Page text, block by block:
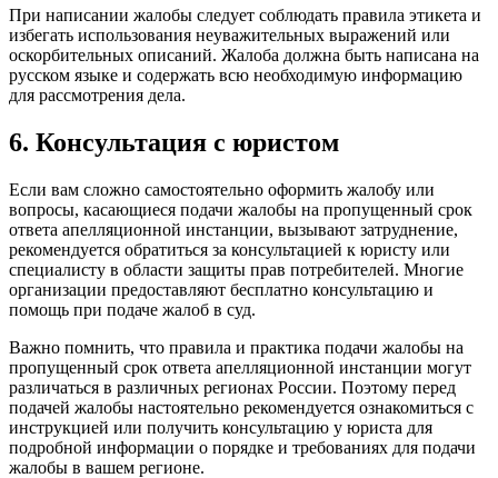
При написании жалобы следует соблюдать правила этикета и
избегать использования неуважительных выражений или
оскорбительных описаний. Жалоба должна быть написана на
русском языке и содержать всю необходимую информацию
для рассмотрения дела.
6. Консультация с юристом
Если вам сложно самостоятельно оформить жалобу или
вопросы, касающиеся подачи жалобы на пропущенный срок
ответа апелляционной инстанции, вызывают затруднение,
рекомендуется обратиться за консультацией к юристу или
специалисту в области защиты прав потребителей. Многие
организации предоставляют бесплатно консультацию и
помощь при подаче жалоб в суд.
Важно помнить, что правила и практика подачи жалобы на
пропущенный срок ответа апелляционной инстанции могут
различаться в различных регионах России. Поэтому перед
подачей жалобы настоятельно рекомендуется ознакомиться с
инструкцией или получить консультацию у юриста для
подробной информации о порядке и требованиях для подачи
жалобы в вашем регионе.